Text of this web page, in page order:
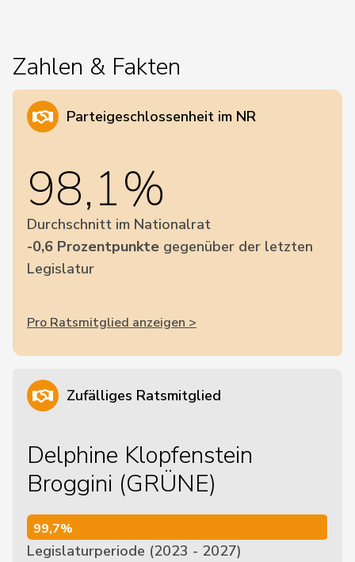
Zahlen & Fakten
Parteigeschlossenheit im NR
98,1%
Durchschnitt im Nationalrat
-0,6 Prozentpunkte gegenüber der letzten
Legislatur
Pro Ratsmitglied anzeigen >
Zufälliges Ratsmitglied
Delphine Klopfenstein
Broggini (GRÜNE)
99,7%
99,7%
Legislaturperiode (2023 - 2027)